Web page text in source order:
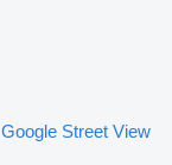
Google Street View